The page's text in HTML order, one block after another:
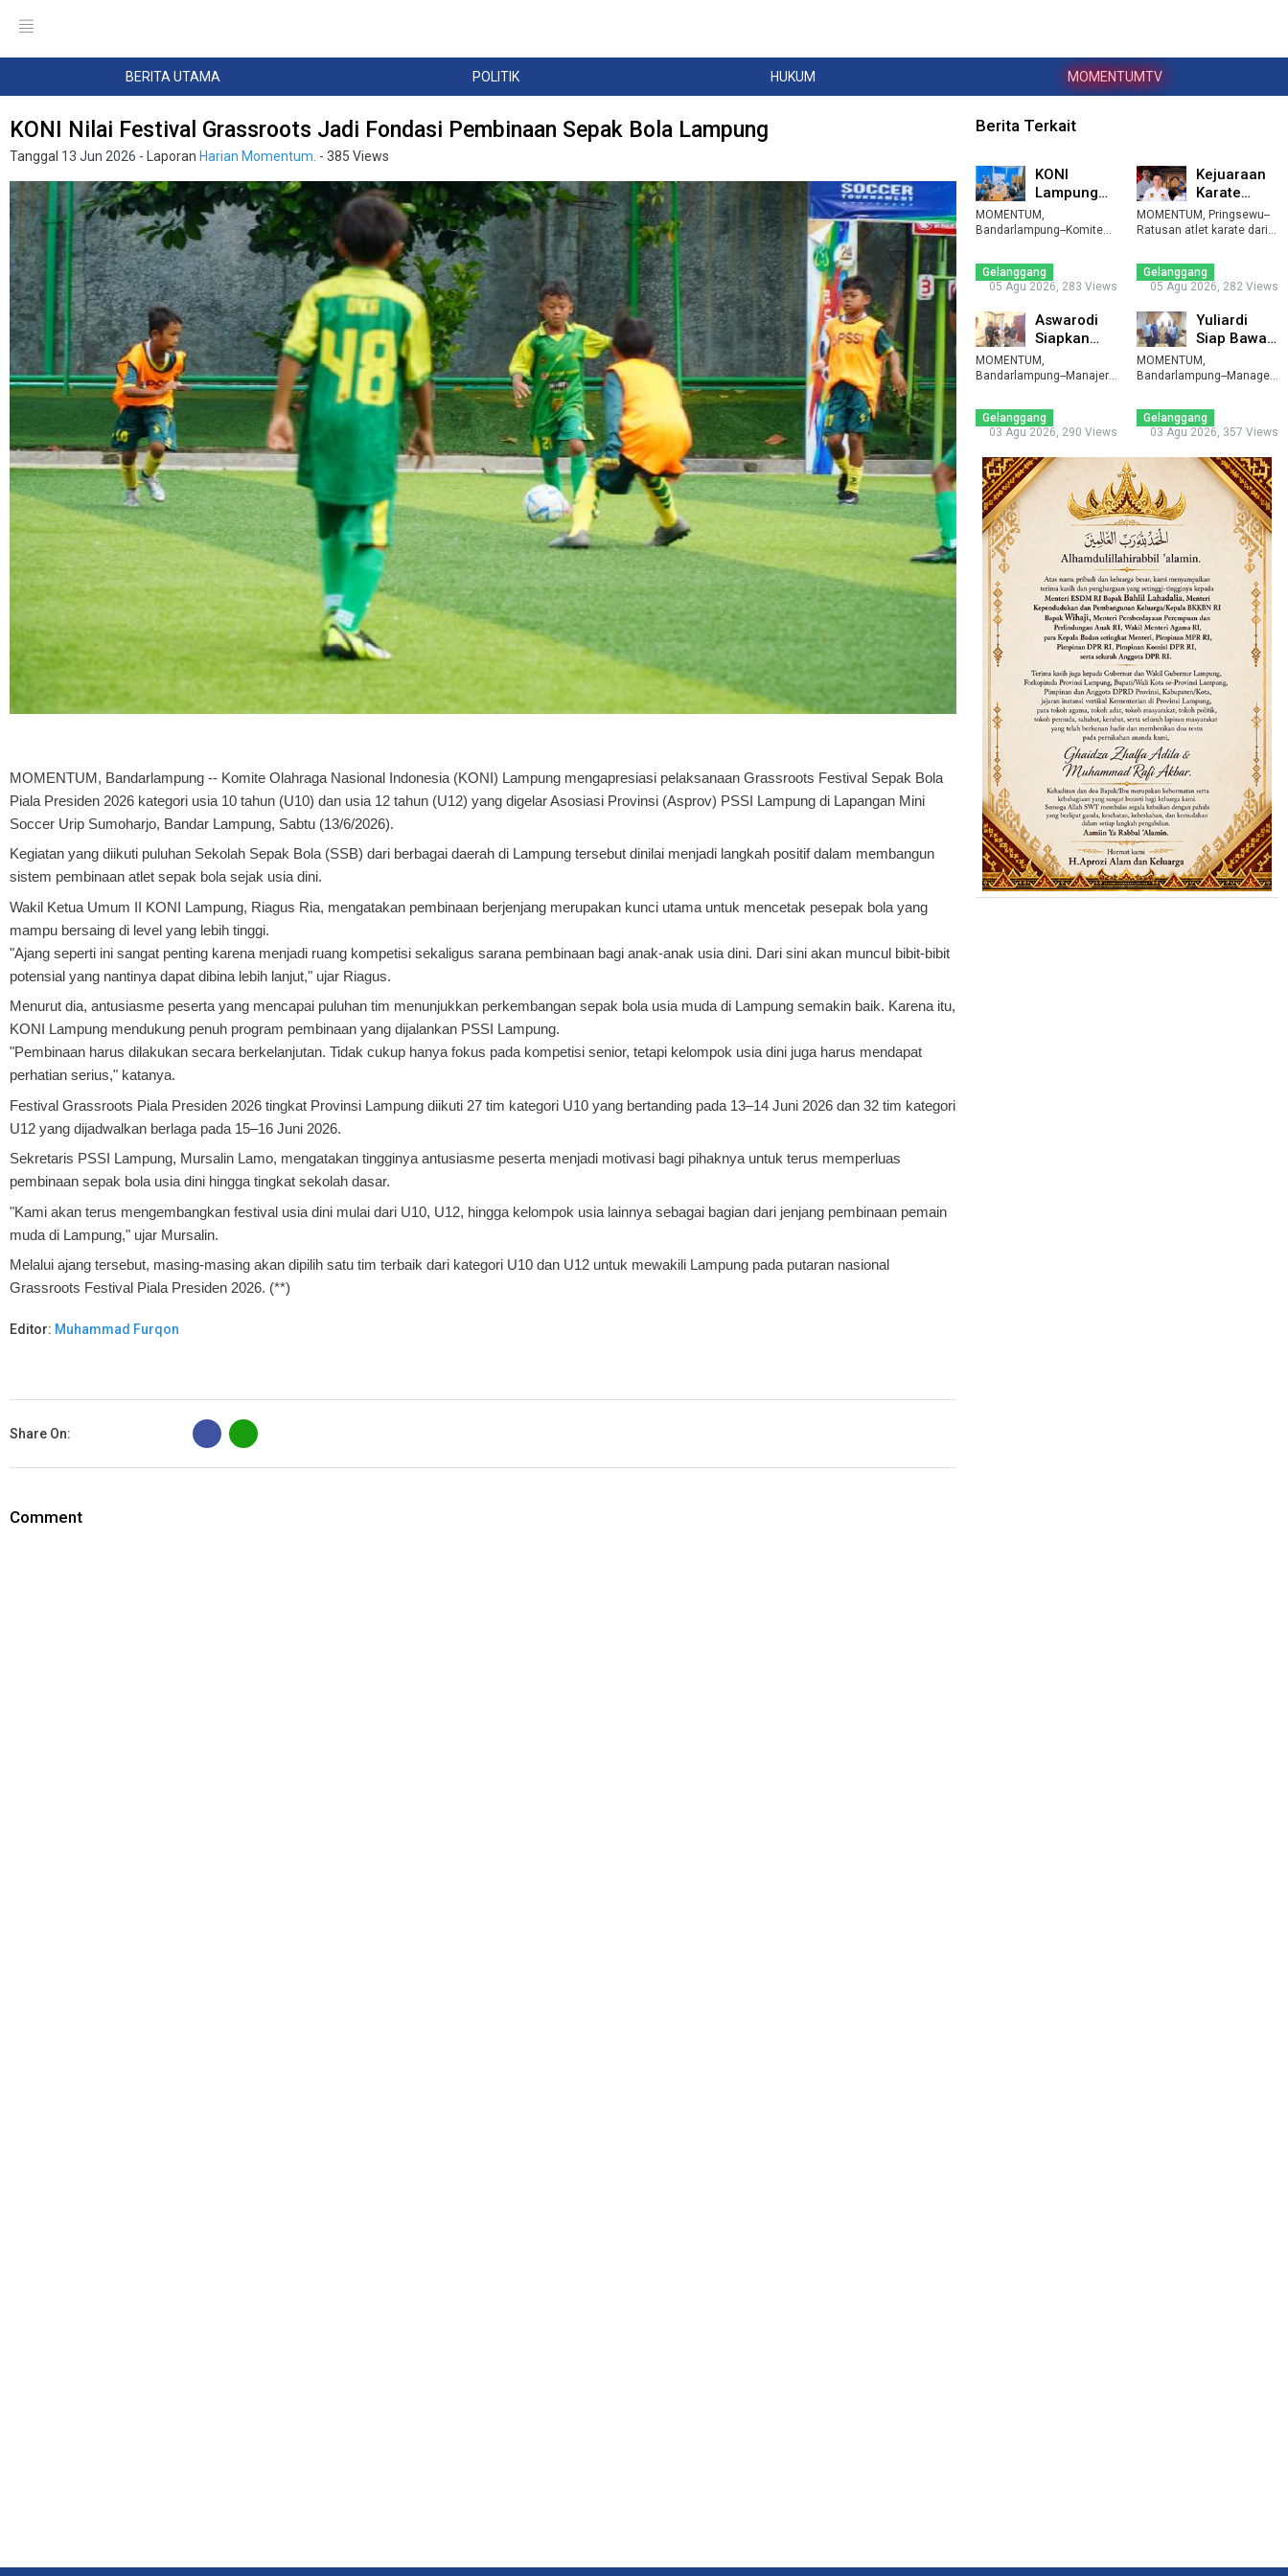
BERITA UTAMA POLITIK HUKUM MOMENTUMTV
KONI Nilai Festival Grassroots Jadi Fondasi Pembinaan Sepak Bola Lampung
Tanggal 13 Jun 2026 - Laporan Harian Momentum. - 385 Views
MOMENTUM, Bandarlampung -- Komite Olahraga Nasional Indonesia (KONI) Lampung mengapresiasi pelaksanaan Grassroots Festival Sepak Bola
Piala Presiden 2026 kategori usia 10 tahun (U10) dan usia 12 tahun (U12) yang digelar Asosiasi Provinsi (Asprov) PSSI Lampung di Lapangan Mini
Soccer Urip Sumoharjo, Bandar Lampung, Sabtu (13/6/2026).
Kegiatan yang diikuti puluhan Sekolah Sepak Bola (SSB) dari berbagai daerah di Lampung tersebut dinilai menjadi langkah positif dalam membangun
sistem pembinaan atlet sepak bola sejak usia dini.
Wakil Ketua Umum II KONI Lampung, Riagus Ria, mengatakan pembinaan berjenjang merupakan kunci utama untuk mencetak pesepak bola yang
mampu bersaing di level yang lebih tinggi.
"Ajang seperti ini sangat penting karena menjadi ruang kompetisi sekaligus sarana pembinaan bagi anak-anak usia dini. Dari sini akan muncul bibit-bibit
potensial yang nantinya dapat dibina lebih lanjut," ujar Riagus.
Menurut dia, antusiasme peserta yang mencapai puluhan tim menunjukkan perkembangan sepak bola usia muda di Lampung semakin baik. Karena itu,
KONI Lampung mendukung penuh program pembinaan yang dijalankan PSSI Lampung.
"Pembinaan harus dilakukan secara berkelanjutan. Tidak cukup hanya fokus pada kompetisi senior, tetapi kelompok usia dini juga harus mendapat
perhatian serius," katanya.
Festival Grassroots Piala Presiden 2026 tingkat Provinsi Lampung diikuti 27 tim kategori U10 yang bertanding pada 13–14 Juni 2026 dan 32 tim kategori
U12 yang dijadwalkan berlaga pada 15–16 Juni 2026.
Sekretaris PSSI Lampung, Mursalin Lamo, mengatakan tingginya antusiasme peserta menjadi motivasi bagi pihaknya untuk terus memperluas
pembinaan sepak bola usia dini hingga tingkat sekolah dasar.
"Kami akan terus mengembangkan festival usia dini mulai dari U10, U12, hingga kelompok usia lainnya sebagai bagian dari jenjang pembinaan pemain
muda di Lampung," ujar Mursalin.
Melalui ajang tersebut, masing-masing akan dipilih satu tim terbaik dari kategori U10 dan U12 untuk mewakili Lampung pada putaran nasional
Grassroots Festival Piala Presiden 2026. (**)
Editor: Muhammad Furqon
Share On:
B
Comment
Berita Terkait
KONI
Lampung
Gandeng
Ditintelkam
Kemban ...
MOMENTUM,
Bandarlampung--Komite
Gelanggang
05 Agu 2026, 283 Views
Kejuaraan
Karate
Pringsewu
MOMENTUM, Pringsewu--
Ratusan atlet karate dari
Gelanggang
05 Agu 2026, 282 Views
Aswarodi
Siapkan
Pelatda
Bulutangkis
MOMENTUM,
Bandarlampung--Manajer
Gelanggang
03 Agu 2026, 290 Views
Yuliardi
Siap Bawa
Futsal PWI
Lampung
MOMENTUM,
Bandarlampung--Manager
Gelanggang
03 Agu 2026, 357 Views